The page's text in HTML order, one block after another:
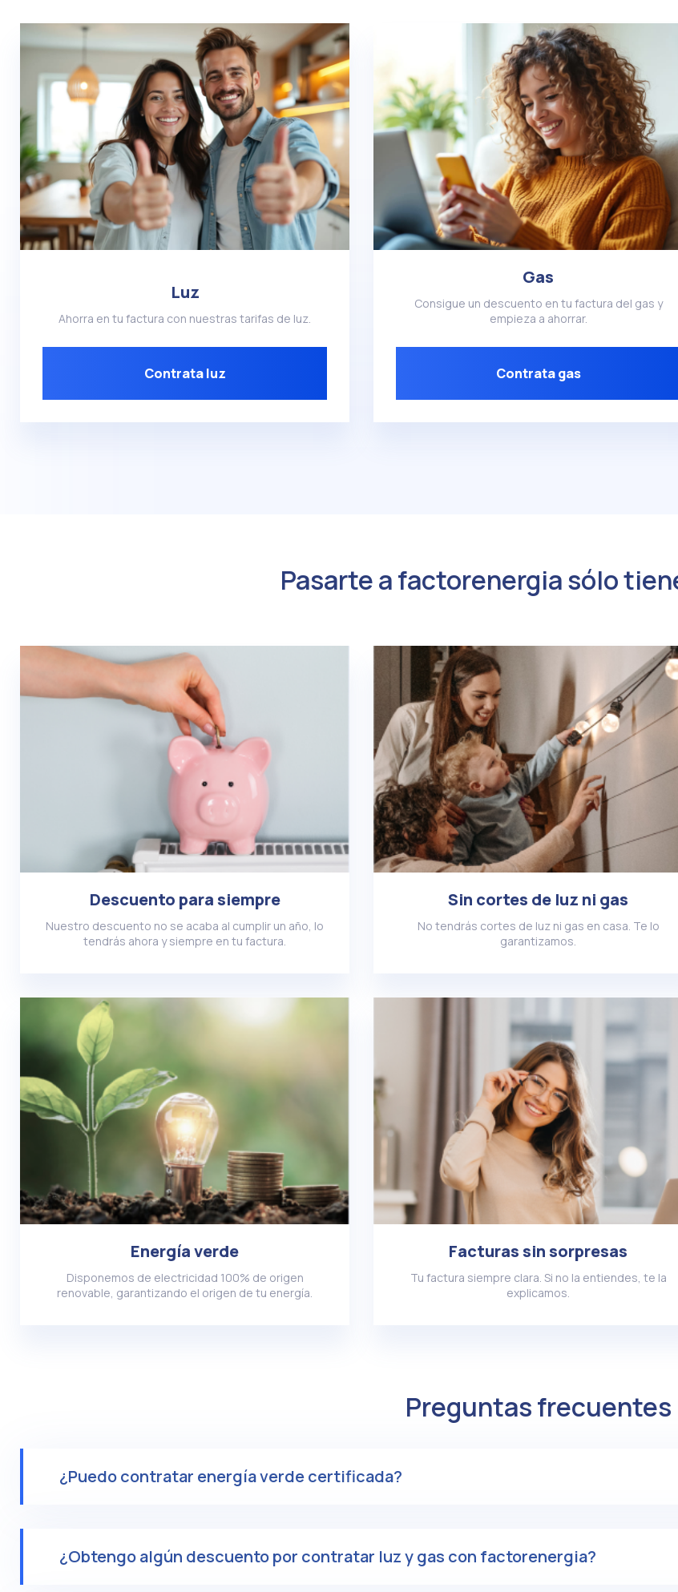
Luz
Ahorra en tu factura con nuestras tarifas de luz.
Contrata luz
Gas
Consigue un descuento en tu factura del gas y
empieza a ahorrar.
Contrata gas
Pasarte a factorenergia sólo
Descuento para siempre
Nuestro descuento no se acaba al cumplir un año, lo
tendrás ahora y siempre en tu factura.
Sin cortes de luz ni gas
No tendrás cortes de luz ni gas en casa. Te lo
garantizamos.
Energía verde
Disponemos de electricidad 100% de origen
renovable, garantizando el origen de tu energía.
Facturas sin sorpresas
Tu factura siempre clara. Si no la entiendes, te la
explicamos.
Preguntas frecuentes
¿Puedo contratar energía verde certificada?
¿Obtengo algún descuento por contratar luz y gas con factorenergia?